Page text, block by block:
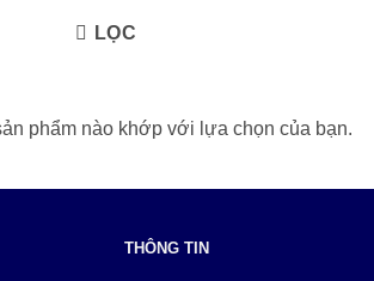
LỌC
phẩm nào khớp với lựa chọn của bạn.
THÔNG TIN